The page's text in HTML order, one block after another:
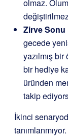
olmaz.
Zirve
gecede
yazılmış
bir hediye
üründen
takip
İkinci